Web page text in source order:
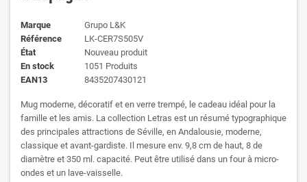
Marque
Grupo L&K
Référence
LK-CER7S505V
État
Nouveau produit
En stock
1051 Produits
EAN13
8435207430121
Mug moderne, décoratif et en verre trempé, le cadeau idéal pour la
famille et les amis. La collection Letras est un résumé typographique
des principales attractions de Séville, en Andalousie, moderne,
classique et avant-gardiste. Il mesure env. 9,8 cm de haut, 8 de
diamètre et 350 ml. capacité. Peut être utilisé dans un four à micro-
ondes et un lave-vaisselle.